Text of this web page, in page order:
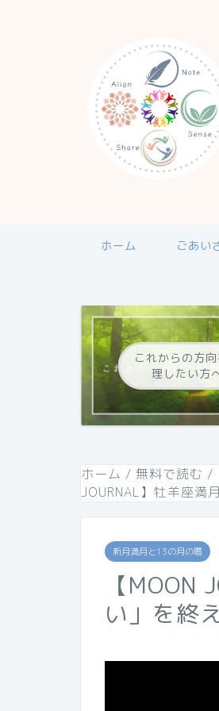
ホーム ごあい
これからの方
理したい方
ホーム / 無料で読む /
JOURNAL】牡羊座満
新月満月と13の月の暦
【MOON
い」を終